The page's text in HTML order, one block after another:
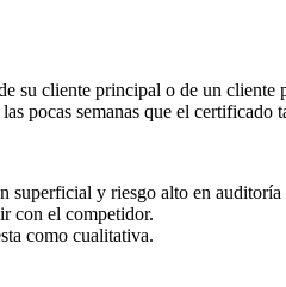
su cliente principal o de un
pocas semanas que el certificado
superficial y riesgo alto en
con el competidor.
como cualitativa.